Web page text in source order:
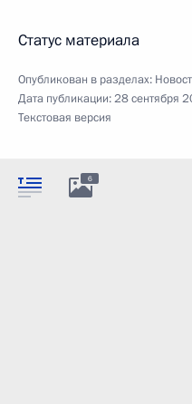
Статус материала
Опубликован в разделах:
Дата публикации:28 сентября
Текстовая версия
6